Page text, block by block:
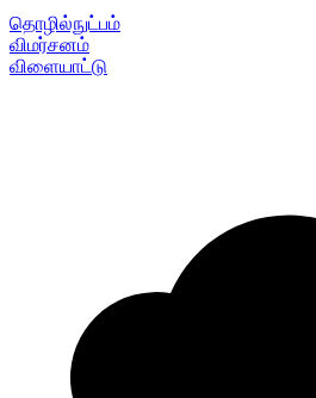
தொழில்நுட்பம்
விமர்சனம்
விளையாட்டு